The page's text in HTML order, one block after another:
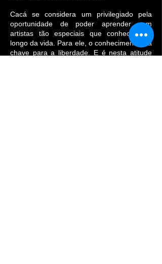
Cacá se considera um privilegiado pela
oportunidade de poder aprender com
artistas tão especiais que conheceu ao
longo da vida. Para ele, o conhecimento é a
chave para a liberdade. E é nesta atitude